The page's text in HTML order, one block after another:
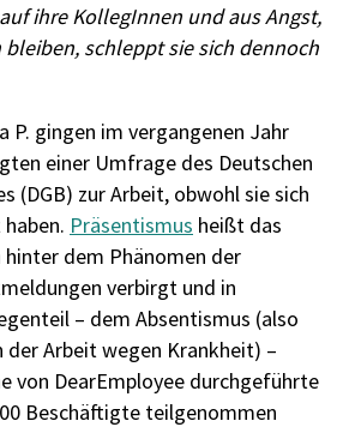
ihre KollegInnen und aus Angst,
schleppt sie sich dennoch
P. gingen im vergangenen Jahr
einer Umfrage des Deutschen
(DGB) zur Arbeit, obwohl sie sich
Präsentismus heißt das
dem Phänomen der
verbirgt und in
– dem Absentismus (also
der Arbeit wegen Krankheit) –
von DearEmployee durchgeführte
Beschäftigte teilgenommen